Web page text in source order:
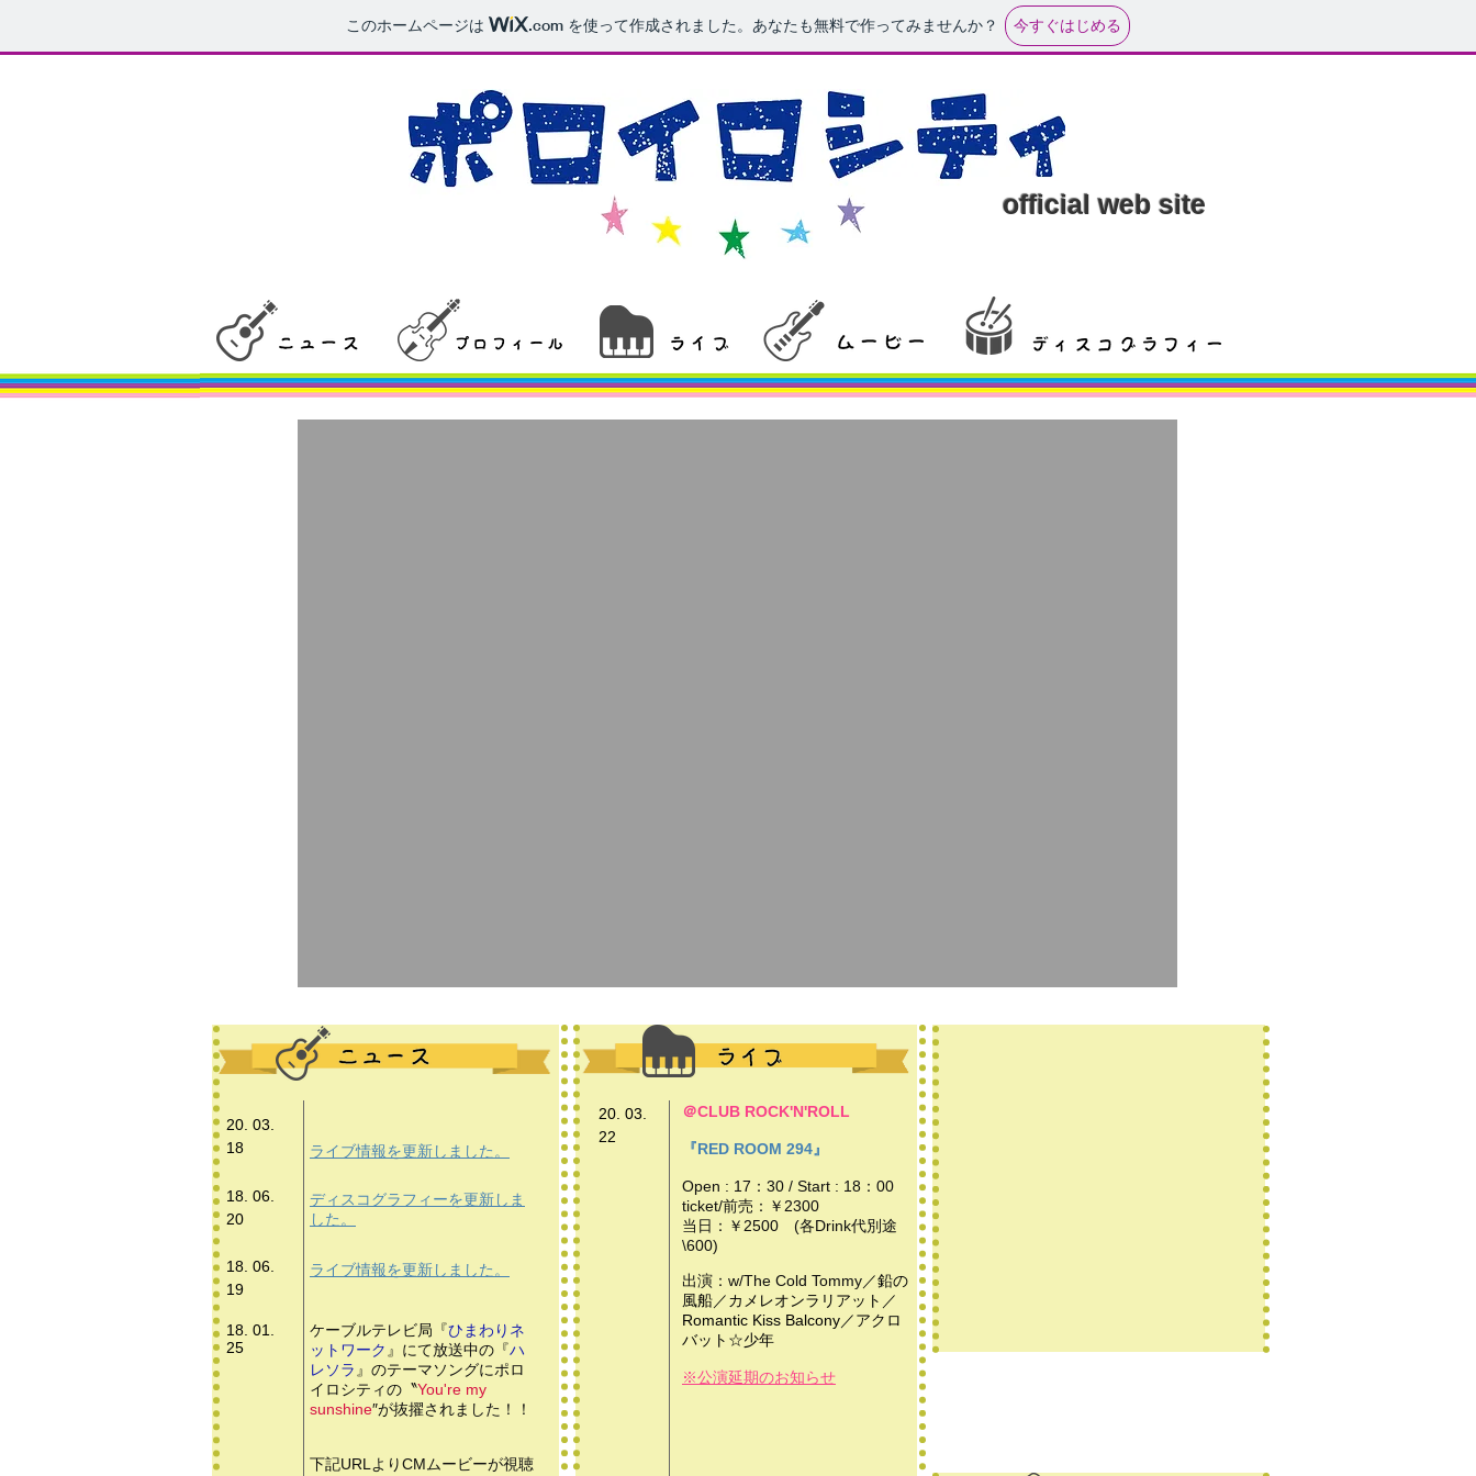
このホームページは .com を使って作成されました。あなたも無料で作ってみませんか？ 今すぐはじめる
official web site
18. 06.
19
ライブ情報を更新しました。
20. 03.
18
​ケーブルテレビ局『ひまわりネ
ットワーク 』にて放送中の『ハ
レソラ 』のテーマソングにポロ
イロシティの〝You're my
sunshine″が抜擢されました！！
下記URLよりCMムービーが視聴
＠CLUB ROCK'N'ROLL
『RED ROOM 294』
Open : 17：30 / Start : 18：00
ticket/前売：￥2300
当日：￥2500 (各Drink代別途
\600)
​出演：w/The Cold Tommy／鉛の
風船／カメレオンラリアット／
Romantic Kiss Balcony／アクロ
バット☆少年
※公演延期のお知らせ
20. 03.
22
18. 01.
25
ディスコグラフィーを更新しま
した。
18. 06.
20
ライブ情報を更新しました。